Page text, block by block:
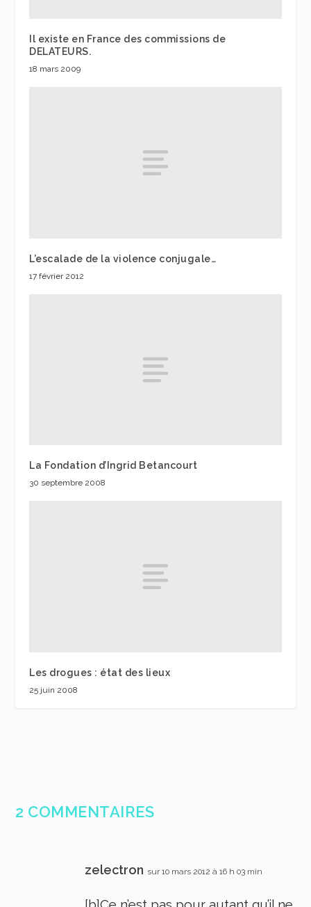
Il existe en France des commissions de
DELATEURS.
18 mars 2009
L’escalade de la violence conjugale…
17 février 2012
La Fondation d’Ingrid Betancourt
30 septembre 2008
Les drogues : état des lieux
25 juin 2008
2 COMMENTAIRES
zelectron sur 10 mars 2012 à 16 h 03 min